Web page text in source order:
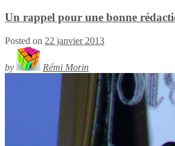
Un rappel pour une bonne
Posted on 22 janvier 2013
by Rémi Morin